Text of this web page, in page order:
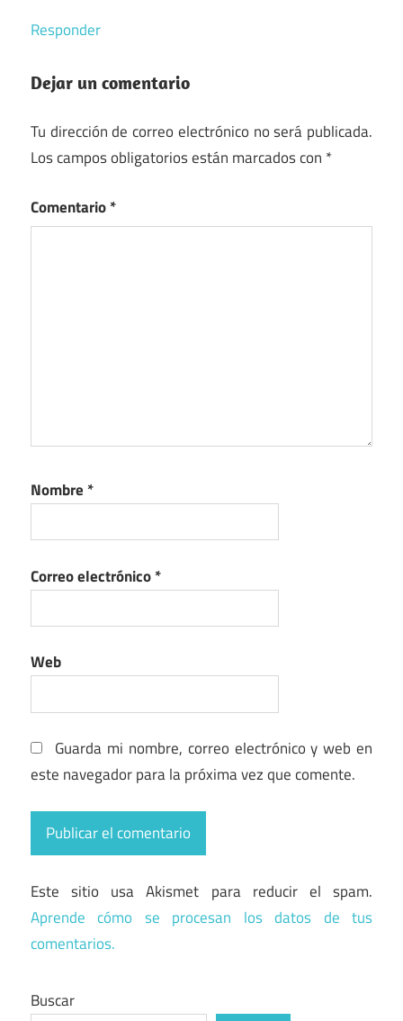
Responder
Dejar un comentario
Tu dirección de correo electrónico no será publicada.
Los campos obligatorios están marcados con *
Comentario*
Nombre *
Correo electrónico*
Web
Guarda mi nombre, correo electrónico y web en
este navegador para la próxima vez que comente.
Este sitio usa Akismet para reducir el spam.
Aprende cómo se procesan los datos de tus
comentarios.
Buscar